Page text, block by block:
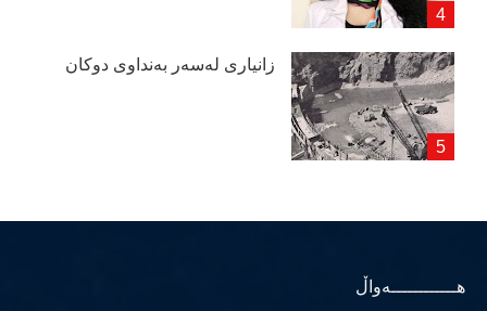
زانیاری لەسەر بەنداوی دوكان
هــــــــــــەواڵ